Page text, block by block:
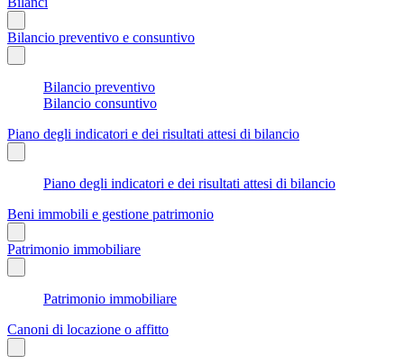
Bilancio preventivo e consuntivo
Bilancio preventivo
Bilancio consuntivo
Piano degli indicatori e dei risultati attesi di bilancio
Piano degli indicatori e dei risultati attesi di bilancio
Beni immobili e gestione patrimonio
Patrimonio immobiliare
Patrimonio immobiliare
Canoni di locazione o affitto